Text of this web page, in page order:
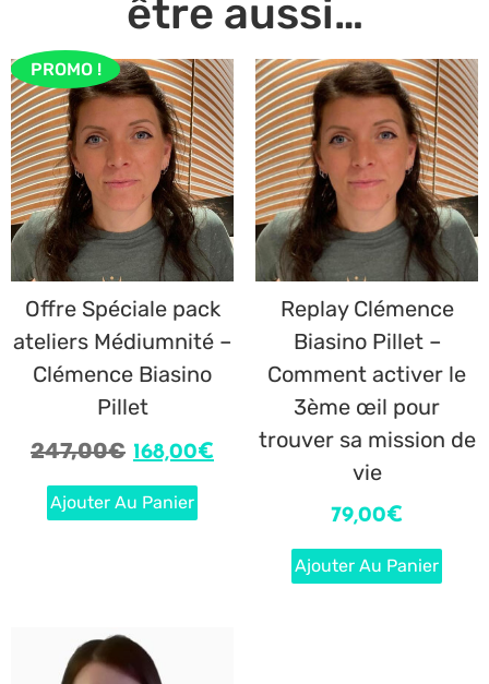
être aussi…
PROMO !
Offre Spéciale pack
ateliers Médiumnité –
Clémence Biasino
Pillet
247,00€ 168,00€
Ajouter Au Panier
Replay Clémence
Biasino Pillet –
Comment activer le
3ème œil pour
trouver sa mission de
vie
79,00€
Ajouter Au Panier